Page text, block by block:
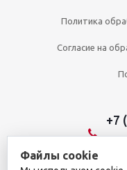
Политика
Согласие на
+7
Файлы cookie